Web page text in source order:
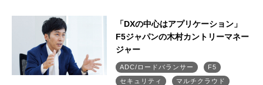
「DXの中心はアプリケーション」
F5ジャパンの木村カントリーマネー
ジャー
ADC/ロードバランサー
F5
セキュリティ
マルチクラウド